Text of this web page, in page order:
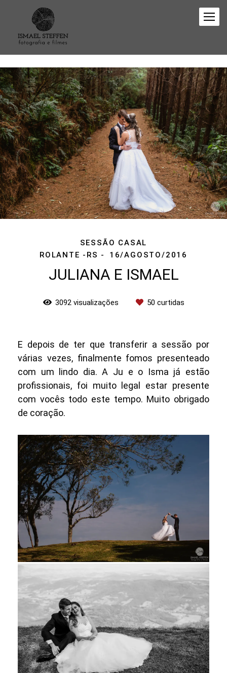
SESSÃO CASAL
ROLANTE -RS
16/AGOSTO/2016
JULIANA E ISMAEL
3092visualizações 50 curtidas
E depois de ter que transferir a sessão por
várias vezes, finalmente fomos presenteado
com um lindo dia. A Ju e o Isma já estão
profissionais, foi muito legal estar presente
com vocês todo este tempo. Muito obrigado
de coração.